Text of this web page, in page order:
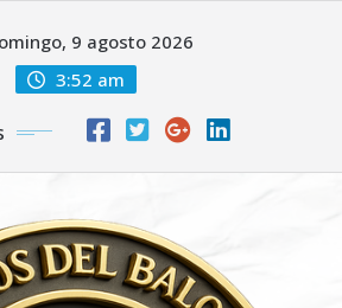
9 agosto 2026
3:52 am